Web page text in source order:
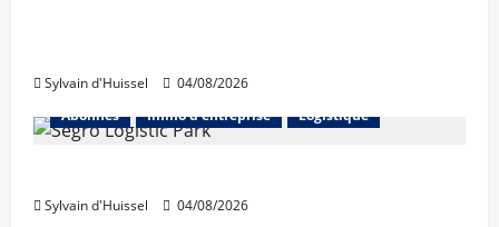
Sylvain d'Huissel
04/08/2026
Abonnés
Immo d'entreprise Logistique
Sylvain d'Huissel
04/08/2026